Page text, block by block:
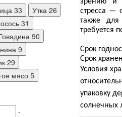
33 Утка 26
31
90
9
29
мясо 5
-
стресса —
также
требуется
Срок
Срок
Условия
упаковку
солнечных